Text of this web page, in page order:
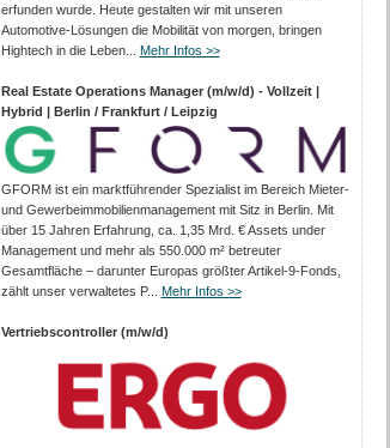
erfunden wurde. Heute gestalten wir mit unseren
Automotive-Lösungen die Mobilität von morgen, bringen
Hightech in die Leben... Mehr Infos >>
Real Estate Operations Manager (m/w/d) - Vollzeit |
Hybrid | Berlin / Frankfurt / Leipzig
GFORM ist ein marktführender Spezialist im Bereich Mieter-
und Gewerbeimmobilienmanagement mit Sitz in Berlin. Mit
über 15 Jahren Erfahrung, ca. 1,35 Mrd. € Assets under
Management und mehr als 550.000 m² betreuter
Gesamtfläche – darunter Europas größter Artikel-9-Fonds,
zählt unser verwaltetes P...
Mehr Infos >>
Vertriebscontroller (m/w/d)